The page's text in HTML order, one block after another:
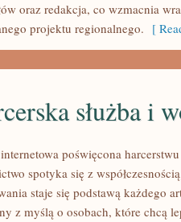
oraz redakcja, co wzmacnia
projektu regionalnego. [
służba i
poświęcona
spotyka się z
staje się podstawą każdego
z myślą o osobach, które chcą